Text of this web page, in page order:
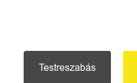
EGYÉB
Testreszabás